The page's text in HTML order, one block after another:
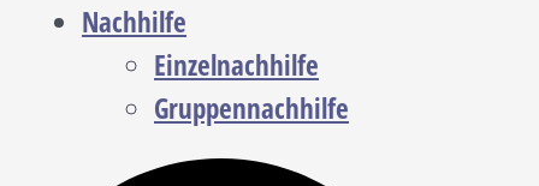
Nachhilfe
Einzelnachhilfe
Gruppennachhilfe